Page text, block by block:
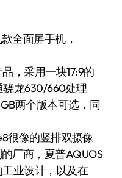
全面屏手机，
，采用一块17:9的
骁龙630/660处理
两个版本可选，同
很像的竖排双摄像
厂商，夏普AQUOS
业设计，以及在